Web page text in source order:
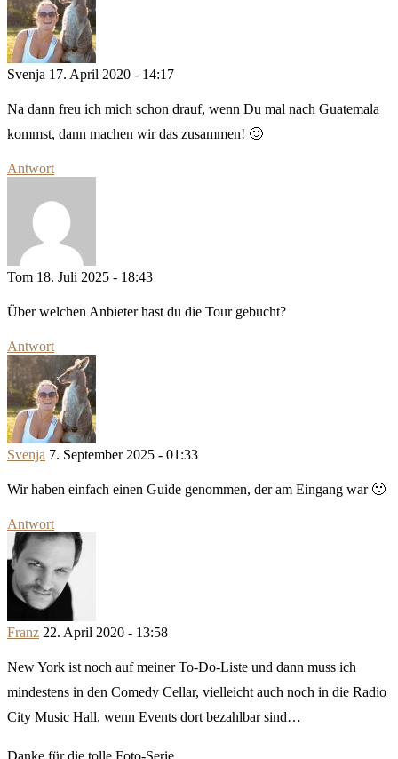
Svenja 17. April 2020 - 14:17
Na dann freu ich mich schon drauf, wenn Du mal nach Guatemala
kommst, dann machen wir das zusammen! 🙂
Antwort
Tom 18. Juli 2025 - 18:43
Über welchen Anbieter hast du die Tour gebucht?
Antwort
Svenja 7. September 2025 - 01:33
Wir haben einfach einen Guide genommen, der am Eingang war 🙂
Antwort
Franz 22. April 2020 - 13:58
New York ist noch auf meiner To-Do-Liste und dann muss ich
mindestens in den Comedy Cellar, vielleicht auch noch in die Radio
City Music Hall, wenn Events dort bezahlbar sind…
Danke für die tolle Foto-Serie.